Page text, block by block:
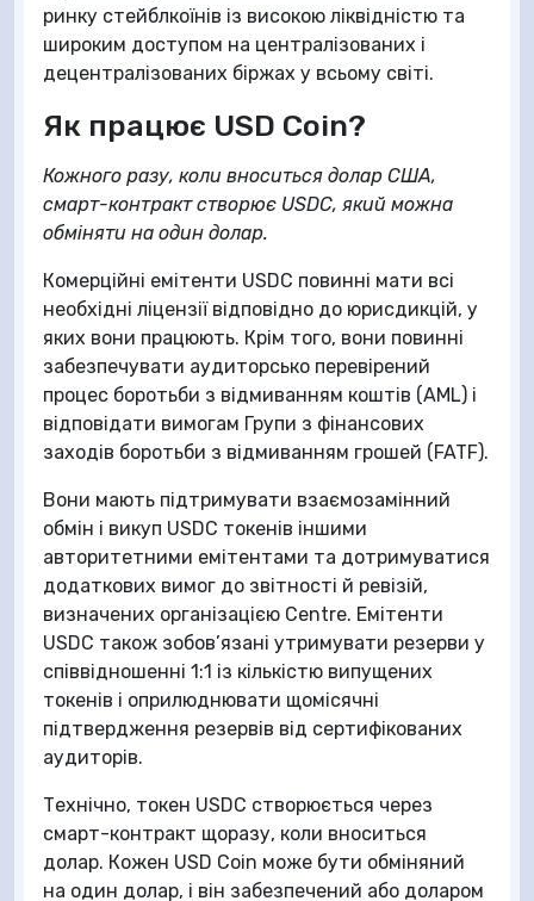
ринку стейблкоїнів із високою ліквідністю та
широким доступом на централізованих і
децентралізованих біржах у всьому світі.
Як працює USD Coin?
Кожного разу, коли вноситься долар США,
смарт-контракт створює USDC, який можна
обміняти на один долар.
Комерційні емітенти USDC повинні мати всі
необхідні ліцензії відповідно до юрисдикцій, у
яких вони працюють. Крім того, вони повинні
забезпечувати аудиторсько перевірений
процес боротьби з відмиванням коштів (AML) і
відповідати вимогам Групи з фінансових
заходів боротьби з відмиванням грошей (FATF).
Вони мають підтримувати взаємозамінний
обмін і викуп USDC токенів іншими
авторитетними емітентами та дотримуватися
додаткових вимог до звітності й ревізій,
визначених організацією Centre. Емітенти
USDC також зобов’язані утримувати резерви у
співвідношенні 1:1 із кількістю випущених
токенів і оприлюднювати щомісячні
підтвердження резервів від сертифікованих
аудиторів.
Технічно, токен USDC створюється через
смарт-контракт щоразу, коли вноситься
долар. Кожен USD Coin може бути обміняний
на один долар, і він забезпечений або доларом